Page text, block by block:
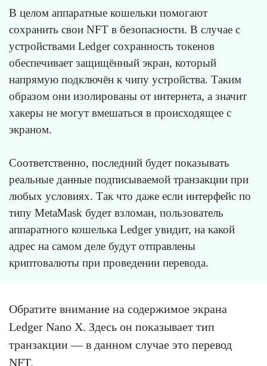
В целом аппаратные кошельки помогают
сохранить свои NFT в безопасности. В случае с
устройствами Ledger сохранность токенов
обеспечивает защищённый экран, который
напрямую подключён к чипу устройства. Таким
образом они изолированы от интернета, а значит
хакеры не могут вмешаться в происходящее с
экраном.
Соответственно, последний будет показывать
реальные данные подписываемой транзакции при
любых условиях. Так что даже если интерфейс по
типу MetaMask будет взломан, пользователь
аппаратного кошелька Ledger увидит, на какой
адрес на самом деле будут отправлены
криптовалюты при проведении перевода.
Обратите внимание на содержимое экрана
Ledger Nano X. Здесь он показывает тип
транзакции — в данном случае это перевод
NFT.